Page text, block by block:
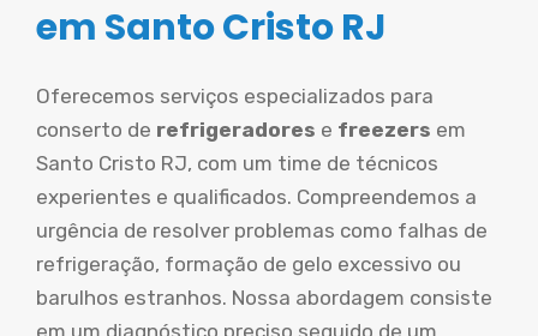
em Santo Cristo RJ
Oferecemos serviços especializados para
conserto de refrigeradores e freezers em
Santo Cristo RJ, com um time de técnicos
experientes e qualificados. Compreendemos a
urgência de resolver problemas como falhas de
refrigeração, formação de gelo excessivo ou
barulhos estranhos. Nossa abordagem consiste
em um diagnóstico preciso seguido de um